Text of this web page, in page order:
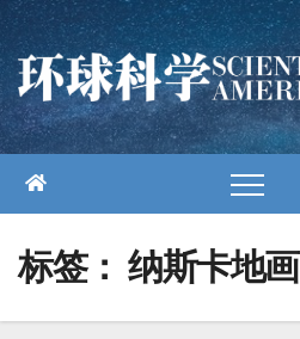
跳
至
内
容
标签： 纳斯卡地画